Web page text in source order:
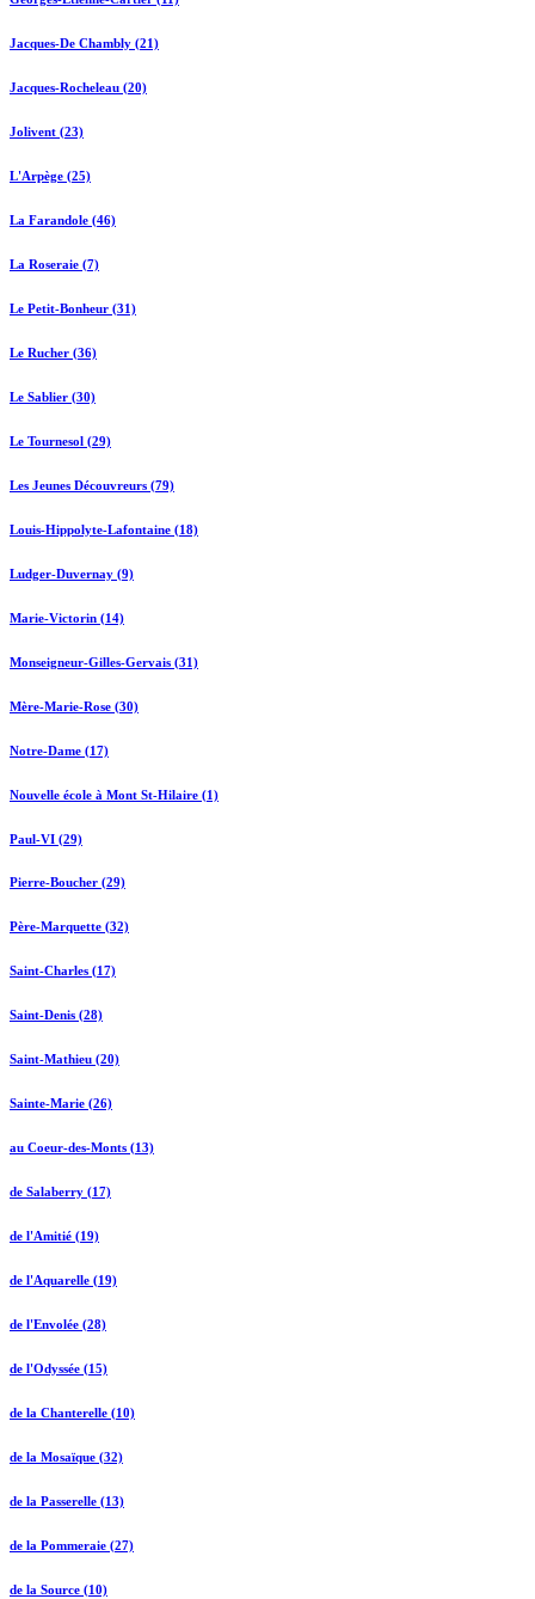
Jacques-De Chambly (21)
Jacques-Rocheleau (20)
Jolivent (23)
L'Arpège (25)
La Farandole (46)
La Roseraie (7)
Le Petit-Bonheur (31)
Le Rucher (36)
Le Sablier (30)
Le Tournesol (29)
Les Jeunes Découvreurs (79)
Louis-Hippolyte-Lafontaine (18)
Ludger-Duvernay (9)
Marie-Victorin (14)
Monseigneur-Gilles-Gervais (31)
Mère-Marie-Rose (30)
Notre-Dame (17)
Nouvelle école à Mont St-Hilaire (1)
Paul-VI (29)
Pierre-Boucher (29)
Père-Marquette (32)
Saint-Charles (17)
Saint-Denis (28)
Saint-Mathieu (20)
Sainte-Marie (26)
au Coeur-des-Monts (13)
de Salaberry (17)
de l'Amitié (19)
de l'Aquarelle (19)
de l'Envolée (28)
de l'Odyssée (15)
de la Chanterelle (10)
de la Mosaïque (32)
de la Passerelle (13)
de la Pommeraie (27)
de la Source (10)